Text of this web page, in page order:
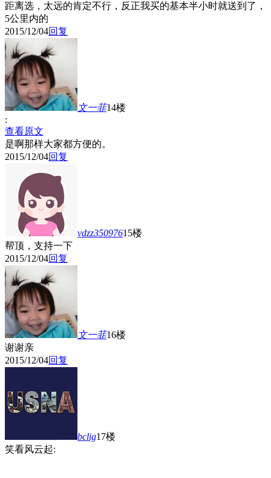
距离选，太远的肯定不行，反正我买的基本半小时就送到了，
5公里内的
2015/12/04回复
文一菲14楼
:
查看原文
是啊那样大家都方便的。
2015/12/04回复
vdzz35097615楼
帮顶，支持一下
2015/12/04回复
文一菲16楼
谢谢亲
2015/12/04回复
bclig17楼
笑看风云起: